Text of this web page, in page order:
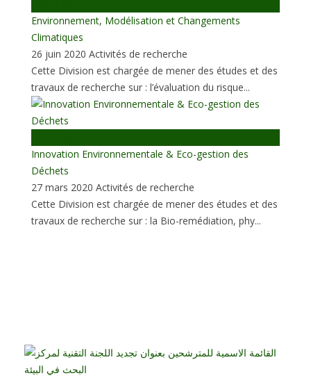
Environnement, Modélisation et Changements
Climatiques
26 juin 2020 Activités de recherche
Cette Division est chargée de mener des études et des
travaux de recherche sur : l’évaluation du risque...
Innovation Environnementale & Eco-gestion des
Déchets
27 mars 2020 Activités de recherche
Cette Division est chargée de mener des études et des
travaux de recherche sur : la Bio-remédiation, phy...